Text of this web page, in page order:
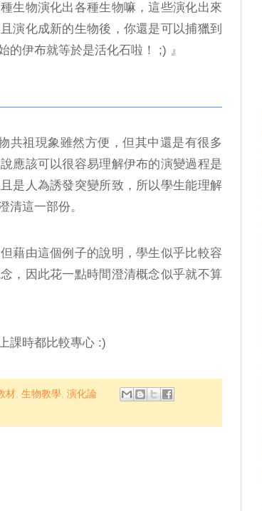
生物演化出各種生物嘛，這些演化出來
演化成新的生物後，你還是可以捕獵到
的伊布就等於是活化石啦！ ;) 』
共祖現象雖然方便，但其中還是有很多
應該可以很容易理解伊布的演變過程是
是人為誘發突變所致，所以學生能理解
清這一部份。
藉由這個例子的說明，學生似乎比較容
，因此花一點時間澄清概念似乎就不算
課時都比較專心 :)
材 ,生物教學 ,演化論